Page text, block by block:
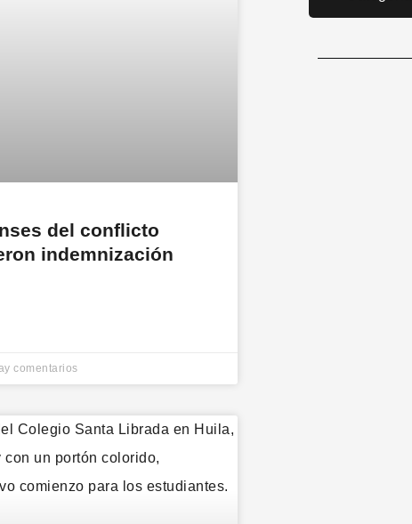
del conflicto
indemnización
comentarios